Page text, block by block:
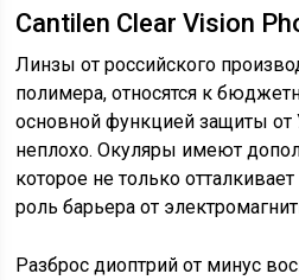
Cantilen Clear Vision
Линзы от российского
полимера, относятся к
основной функцией защиты от
неплохо. Окуляры имеют
которое не только
роль барьера от
Разброс диоптрий от минус